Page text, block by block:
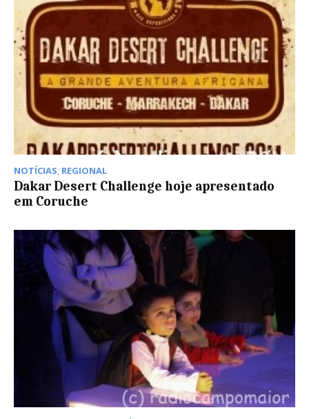
NOTÍCIAS, REGIONAL
Dakar Desert Challenge hoje apresentado
em Coruche